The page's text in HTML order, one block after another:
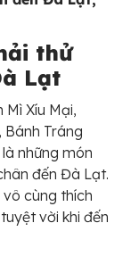
thử
Lạt
Mì Xíu Mại,
Bánh Tráng
những món
đến Đà Lạt.
cùng thích
vời khi đến